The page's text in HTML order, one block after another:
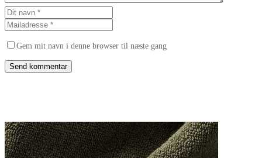
Gem mit navn i denne browser til næste gang